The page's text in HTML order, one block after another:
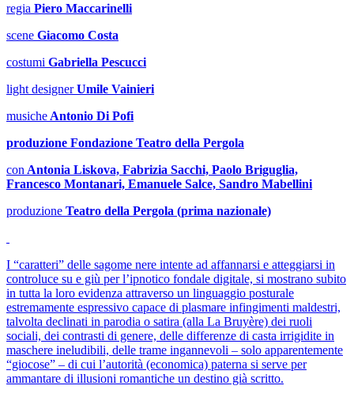
regia Piero Maccarinelli
scene Giacomo Costa
costumi Gabriella Pescucci
light designerUmile Vainieri
musiche Antonio Di Pofi
produzione Fondazione Teatro della Pergola
con Antonia Liskova, Fabrizia Sacchi, Paolo Briguglia,
Francesco Montanari, Emanuele Salce, Sandro Mabellini
produzione Teatro della Pergola (prima nazionale)
I “caratteri” delle sagome nere intente ad affannarsi e atteggiarsi in
controluce su e giù per l’ipnotico fondale digitale, si mostrano subito
in tutta la loro evidenza attraverso un linguaggio posturale
estremamente espressivo capace di plasmare infingimenti maldestri,
talvolta declinati in parodia o satira (alla La Bruyère) dei ruoli
sociali, dei contrasti di genere, delle differenze di casta irrigidite in
maschere ineludibili, delle trame ingannevoli – solo apparentemente
“giocose” – di cui l’autorità (economica) paterna si serve per
ammantare di illusioni romantiche un destino già scritto.